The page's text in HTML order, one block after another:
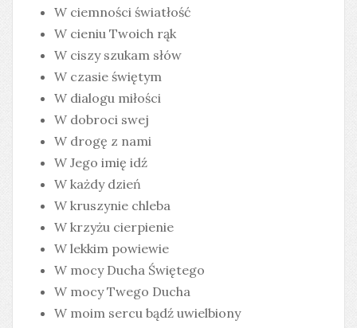
W ciemności światłość
W cieniu Twoich rąk
W ciszy szukam słów
W czasie świętym
W dialogu miłości
W dobroci swej
W drogę z nami
W Jego imię idź
W każdy dzień
W kruszynie chleba
W krzyżu cierpienie
W lekkim powiewie
W mocy Ducha Świętego
W mocy Twego Ducha
W moim sercu bądź uwielbiony